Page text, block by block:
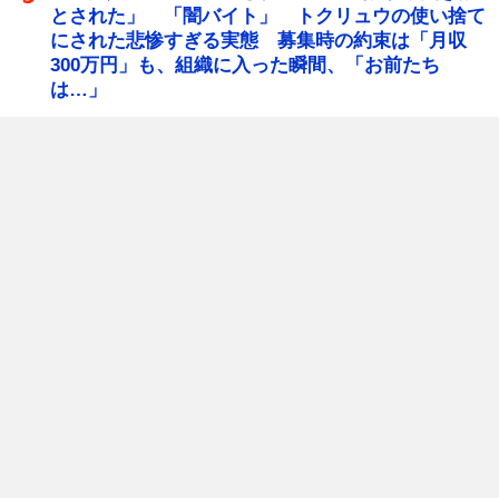
とされた」 「闇バイト」 トクリュウの使い捨て
にされた悲惨すぎる実態 募集時の約束は「月収
300万円」も、組織に入った瞬間、「お前たち
は…」